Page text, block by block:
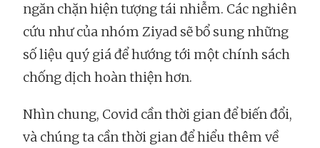
ngăn chặn hiện tượng tái nhiễm. Các nghiên
cứu như của nhóm Ziyad sẽ bổ sung những
số liệu quý giá để hướng tới một chính sách
chống dịch hoàn thiện hơn.
Nhìn chung, Covid cần thời gian để biến đổi,
và chúng ta cần thời gian để hiểu thêm về